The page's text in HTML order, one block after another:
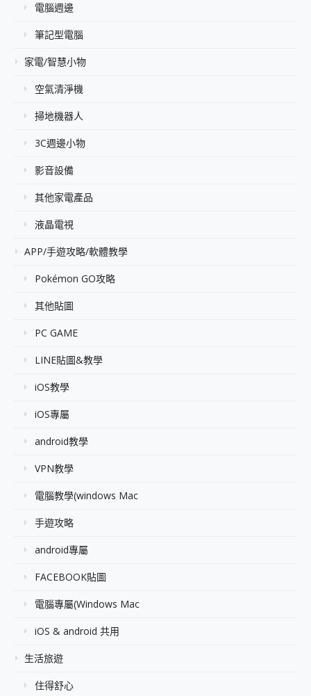
電腦週邊
筆記型電腦
家電/智慧小物
空氣清淨機
掃地機器人
3C週邊小物
影音設備
其他家電產品
液晶電視
APP/手遊攻略/軟體教學
Pokémon GO攻略
其他貼圖
PC GAME
LINE貼圖&教學
iOS教學
iOS專屬
android教學
VPN教學
電腦教學(windows Mac
手遊攻略
android專屬
FACEBOOK貼圖
電腦專屬(Windows Mac
iOS & android 共用
生活旅遊
住得舒心